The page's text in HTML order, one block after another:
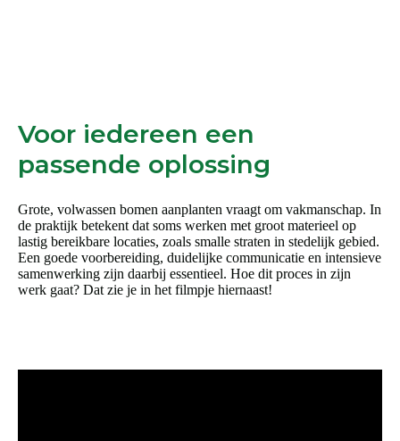
Voor iedereen een
passende oplossing
Grote, volwassen bomen aanplanten vraagt om vakmanschap. In
de praktijk betekent dat soms werken met groot materieel op
lastig bereikbare locaties, zoals smalle straten in stedelijk gebied.
Een goede voorbereiding, duidelijke communicatie en intensieve
samenwerking zijn daarbij essentieel. Hoe dit proces in zijn
werk gaat? Dat zie je in het filmpje hiernaast!